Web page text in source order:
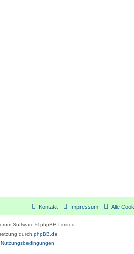
Alle
Impressum
Kontakt
Software © phpBB Limited
durch phpBB.de
Nutzungsbedingungen